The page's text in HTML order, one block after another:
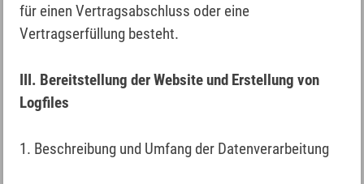
für einen Vertragsabschluss oder eine
Vertragserfüllung besteht.
III. Bereitstellung der Website und Erstellung von
Logfiles
1. Beschreibung und Umfang der Datenverarbeitung